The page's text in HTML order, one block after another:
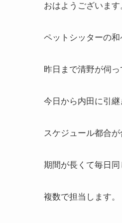
おはようございます
ペットシッターの和
昨日まで清野が伺っ
今日から内田に引継
スケジュール都合が
期間が長くて毎日
複数で担当します。